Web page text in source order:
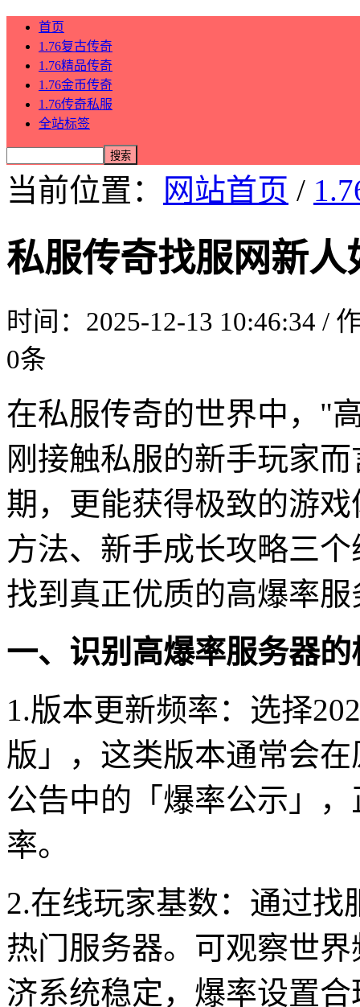
首页
1.76复古传奇
1.76精品传奇
1.76金币传奇
1.76传奇私服
全站标签
当前位置： 网站首页 /
私服传奇找服网新
时间：2025-12-13 10:46:34 /
0条
在私服传奇的世界中，"
刚接触私服的新手玩家
期，更能获得极致的游
方法、新手成长攻略三
找到真正优质的高爆率服
一、识别高爆率服务器
1.版本更新频率：选择
版」，这类版本通常会
公告中的「爆率公示」
率。
2.在线玩家基数：通过
热门服务器。可观察世
济系统稳定，爆率设置合